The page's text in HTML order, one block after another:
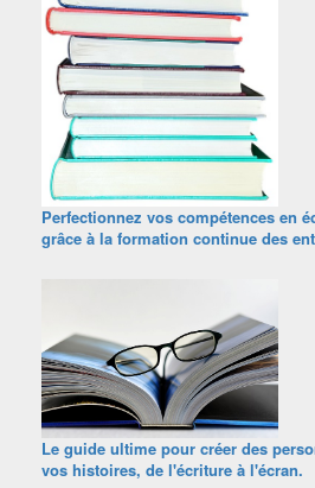
Perfectionnez vos compétences en
grâce à la formation continue des
Le guide ultime pour créer des
vos histoires, de l'écriture à l'écran.